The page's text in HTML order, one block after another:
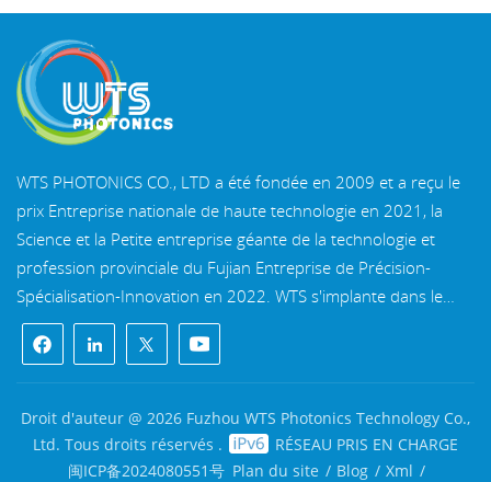
WTS PHOTONICS CO., LTD a été fondée en 2009 et a reçu le
prix Entreprise nationale de haute technologie en 2021, la
Science et la Petite entreprise géante de la technologie et
profession provinciale du Fujian Entreprise de Précision-
Spécialisation-Innovation en 2022. WTS s'implante dans le
belle ville côtière du sud-est, Fuzhou, une célèbre ville optique
en Chine. WTS dispose de 11 000 mètres carrés de
bâtiments d'usine standardisés, un groupe d'un personnel
technique qualifié et d'un système de traitement optique
complet, système de revêtement, système d'assemblage et
système de contrôle qualité. WTS fournit clients avec des
Droit d'auteur @ 2026 Fuzhou WTS Photonics Technology Co.,
Ltd. Tous droits réservés .
RÉSEAU PRIS EN CHARGE
闽ICP备2024080551号 Plan du site / Blog / Xml /